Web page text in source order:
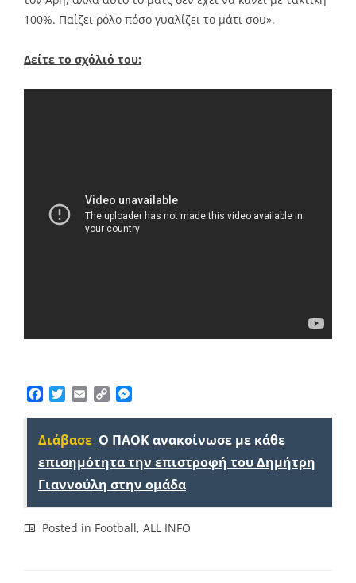
100%. Παίζει ρόλο πόσο γυαλίζει το μάτι σου».
Δείτε το σχόλιό του:
Facebook
TwitterEmailCopy
Διάβασε Ο ΠΑΟΚ ανακοίνωσε με κάθε
επισημότητα την επιστροφή του Δημήτρη
Γιαννούλη στην ομάδα
Posted in Football, ALL INFO